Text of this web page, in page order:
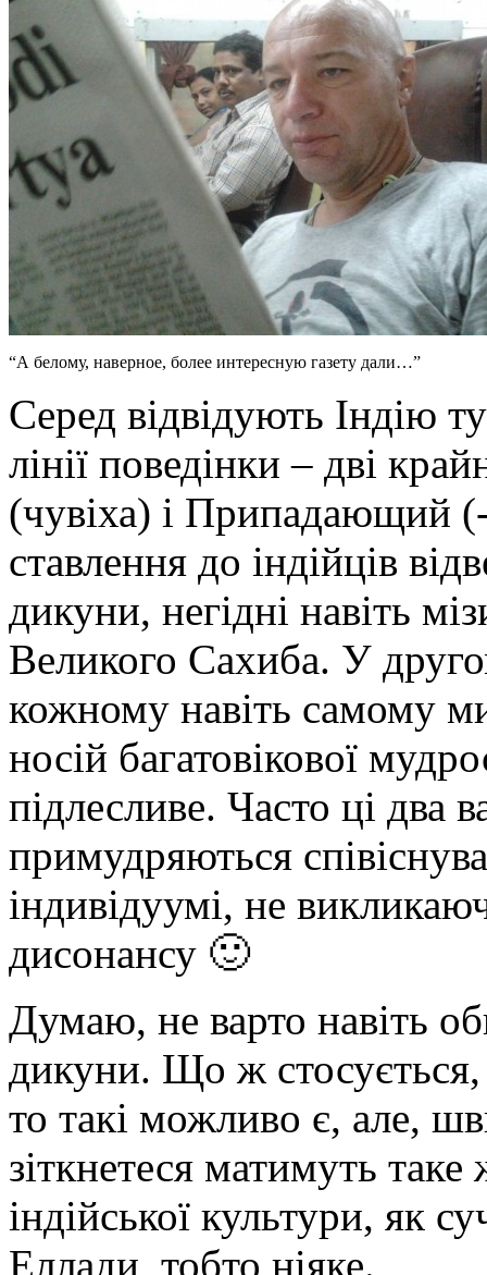
“А белому, наверное, более интересную газету дали…”
Серед відвідують Індію
лінії поведінки – дві
(чувіха) і Припадающий
ставлення до індійців
дикуни, негідні навіть
Великого Сахиба. У
кожному навіть самому
носій багатовікової
підлесливе. Часто ці два
примудряються
індивідуумі, не
дисонансу 🙂
Думаю, не варто навіть
дикуни. Що ж стосується,
то такі можливо є, але,
зіткнетеся матимуть
індійської культури, як
Еллади, тобто ніяке.